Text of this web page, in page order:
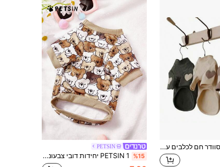
סוודר חם לכלבים עם הדפס לבבות, מתאים לטדי, פומרניאן, מלטז, חתולים, סגנון סתיו/חורף PETSIN
%15 PETSIN 1 יחידות דובי צבעוני מעורב עם אותיות מודפסות בפלנל לחיות מחמד, סתיו וחורף עבה וחם לחיות מחמד